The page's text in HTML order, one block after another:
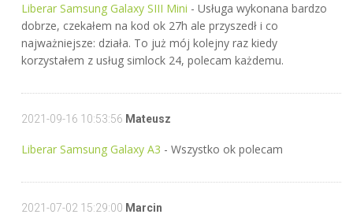
Liberar Samsung Galaxy SIII Mini - Usługa wykonana bardzo
dobrze, czekałem na kod ok 27h ale przyszedł i co
najważniejsze: działa. To już mój kolejny raz kiedy
korzystałem z usług simlock 24, polecam każdemu.
2021-09-16 10:53:56 Mateusz
Liberar Samsung Galaxy A3 - Wszystko ok polecam
2021-07-02 15:29:00 Marcin